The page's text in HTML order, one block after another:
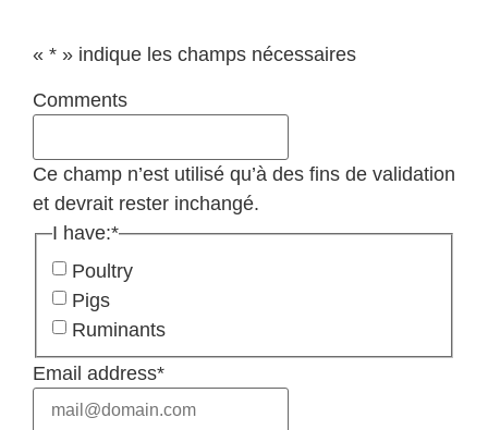
« * » indique les champs nécessaires
Comments
Ce champ n’est utilisé qu’à des fins de validation
et devrait rester inchangé.
I have:*
Poultry
Pigs
Ruminants
Email address*